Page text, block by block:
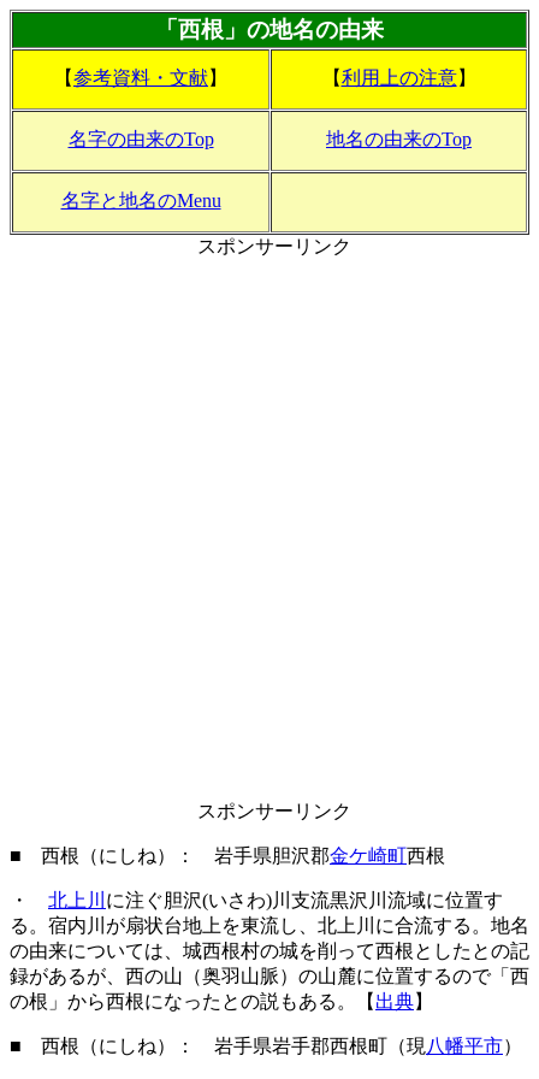
「西根」の地名の由来
【参考資料・文献】 【利用上の注意】
名字の由来のTop 地名の由来のTop
名字と地名のMenu
スポンサーリンク
スポンサーリンク
■ 西根（にしね）： 岩手県胆沢郡金ケ崎町西根
・ 北上川 に注ぐ胆沢(いさわ)川支流黒沢川流域に位置す
る。宿内川が扇状台地上を東流し、北上川に合流する。地名
の由来については、城西根村の城を削って西根としたとの記
録があるが、西の山（奥羽山脈）の山麓に位置するので「西
の根」から西根になったとの説もある。【 出典】
■ 西根（にしね）： 岩手県岩手郡西根町（現 八幡平市）